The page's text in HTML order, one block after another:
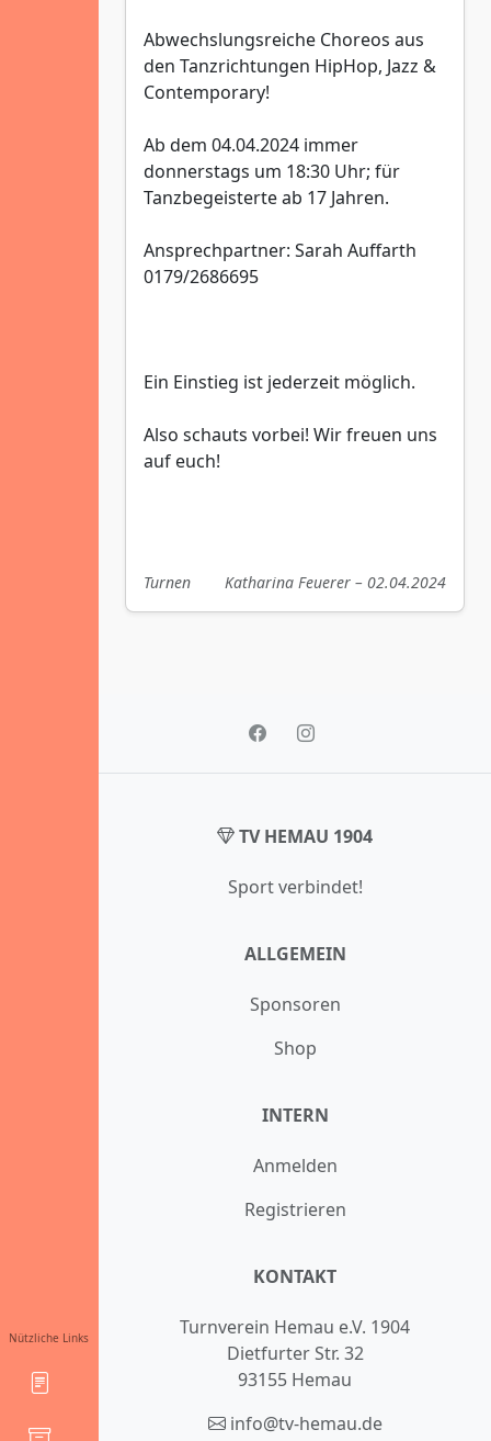
Nützliche Links
Abwechslungsreiche Choreos aus
den Tanzrichtungen HipHop, Jazz &
Contemporary!
Ab dem 04.04.2024 immer
donnerstags um 18:30 Uhr; für
Tanzbegeisterte ab 17 Jahren.
Ansprechpartner: Sarah Auffarth
0179/2686695
Ein Einstieg ist jederzeit möglich.
Also schauts vorbei! Wir freuen uns
auf euch!
Turnen Katharina Feuerer – 02.04.2024
TV HEMAU 1904
Sport verbindet!
ALLGEMEIN
Sponsoren
Shop
INTERN
Anmelden
Registrieren
KONTAKT
Turnverein Hemau e.V. 1904
Dietfurter Str. 32
93155 Hemau
info@tv-hemau.de